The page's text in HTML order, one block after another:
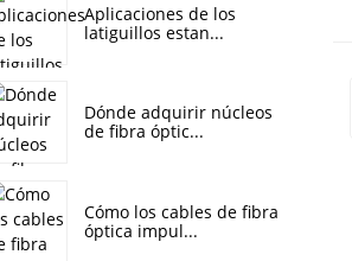
Aplicaciones de los
latiguillos estan...
Dónde adquirir núcleos
de fibra óptic...
Cómo los cables de fibra
óptica impul...